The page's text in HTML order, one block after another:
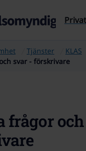
Till
Tjänster
KLAS
svar - förskrivare
frågor